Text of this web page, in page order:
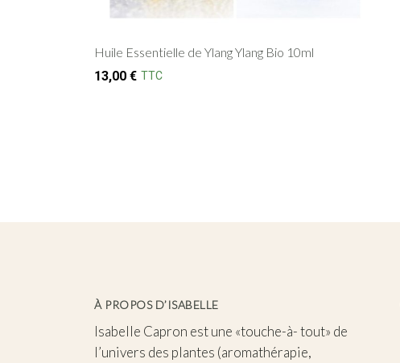
Huile Essentielle de Ylang Ylang Bio 10ml
13,00 € TTC
À PROPOS D’ISABELLE
Isabelle Capron est une «touche-à- tout» de
l’univers des plantes (aromathérapie,